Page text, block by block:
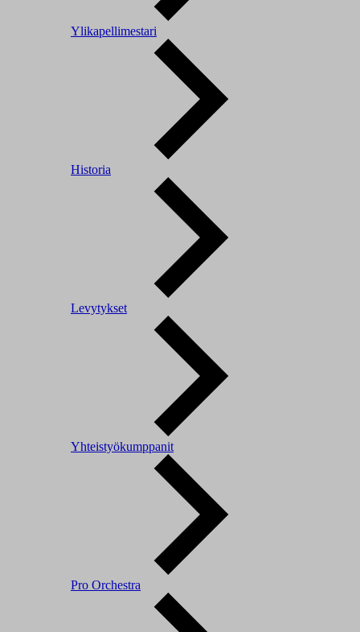
Ylikapellimestari
Historia
Levytykset
Yhteistyökumppanit
Pro Orchestra